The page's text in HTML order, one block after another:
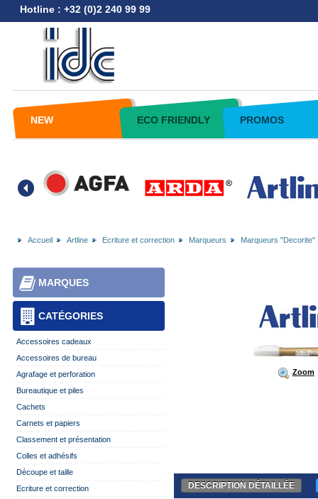
Hotline : +32 (0)2 240 99 99
NEW ECO FRIENDLY PROMOS
Accueil Artline Ecriture et correction Marqueurs Marqueurs "Decorite"
CATÉGORIES
MARQUES
Accessoires cadeaux
Accessoires de bureau
Agrafage et perforation
Bureautique et piles
Cachets
Carnets et papiers
Classement et présentation
Colles et adhésifs
Découpe et taille
Ecriture et correction
Zoom
DESCRIPTION DÉTAILLÉE